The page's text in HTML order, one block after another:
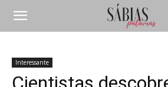
Interessante